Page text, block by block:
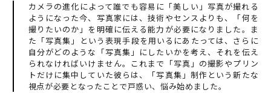
カメラの進化によって誰でも容易に「美しい」写真が撮れる
ようになった今、写真家には、技術やセンスよりも、「何を
撮りたいのか」を明確に伝える能力が必要になりました。ま
た「写真集」という表現手段を用いるにあたっては、さらに
自分がどのような「写真集」にしたいかを考え、それを伝え
られなければいけません。これまで「写真」の撮影やプリン
トだけに集中していた彼らは、「写真集」制作という新たな
視点が必要となったことで戸惑い、悩み始めました。